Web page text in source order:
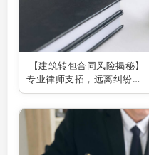
【建筑转包合同风险揭秘】
专业律师支招，远离纠纷陷
阱！